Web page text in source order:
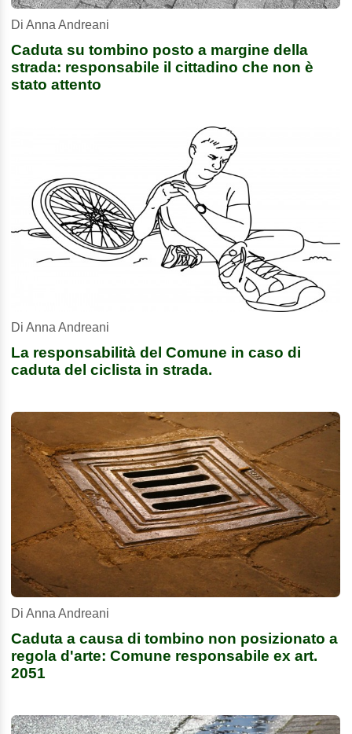
Di Anna Andreani
Caduta su tombino posto a margine della
strada: responsabile il cittadino che non è
stato attento
Di Anna Andreani
La responsabilità del Comune in caso di
caduta del ciclista in strada.
Di Anna Andreani
Caduta a causa di tombino non posizionato a
regola d'arte: Comune responsabile ex art.
2051